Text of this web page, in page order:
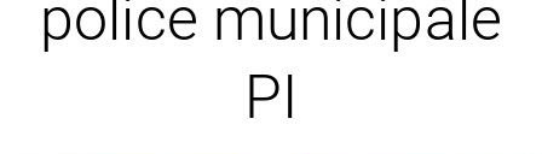
police municipale
PI